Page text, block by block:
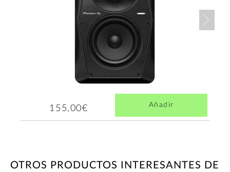
155,00€ Añadir
OTROS PRODUCTOS INTERESANTES DE